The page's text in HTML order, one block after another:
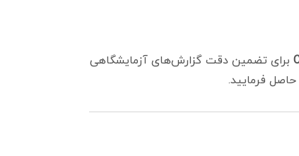
برای تضمین دقت گزارش‌های آزمایشگاهی
فرمایید.